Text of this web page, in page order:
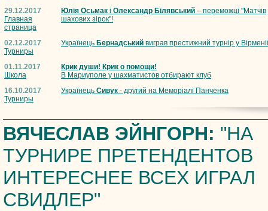
29.12.2017
Главная
страница
Юлія Осьмак і Олександр Білявський – переможці "Матчів
шахових зірок"!
02.12.2017
Турниры
Українець Бернадський виграв престижний турнір у Вірменії
01.11.2017
Школа
Крик души! Крик о помощи!
В Мариуполе у шахматистов отбирают клуб
16.10.2017
Турниры
Українець Сивук - другий на Меморіалі Панченка
ВЯЧЕСЛАВ ЭЙНГОРН: "НА
ТУРНИРЕ ПРЕТЕНДЕНТОВ
ИНТЕРЕСНЕЕ ВСЕХ ИГРАЛ
СВИДЛЕР"